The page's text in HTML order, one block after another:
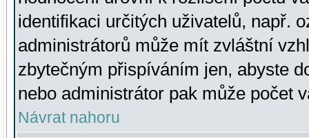
identifikaci určitých uživatelů, např.
administrátorů může mít zvláštní
zbytečným přispíváním jen, abyste
nebo administrátor pak může počet
Návrat nahoru